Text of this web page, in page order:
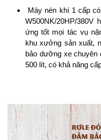
Máy nén khí 1 cấp
W500NK/20HP/380V
ứng tốt mọi tác vụ
khu xưởng sản xuất,
bảo dưỡng xe chuyên
500 lít, có khả năng